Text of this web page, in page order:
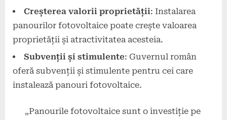
Creșterea valorii proprietății: Instalarea
panourilor fotovoltaice poate crește valoarea
proprietății și atractivitatea acesteia.
Subvenții și stimulente: Guvernul român
oferă subvenții și stimulente pentru cei care
instalează panouri fotovoltaice.
„Panourile fotovoltaice sunt o investiție pe